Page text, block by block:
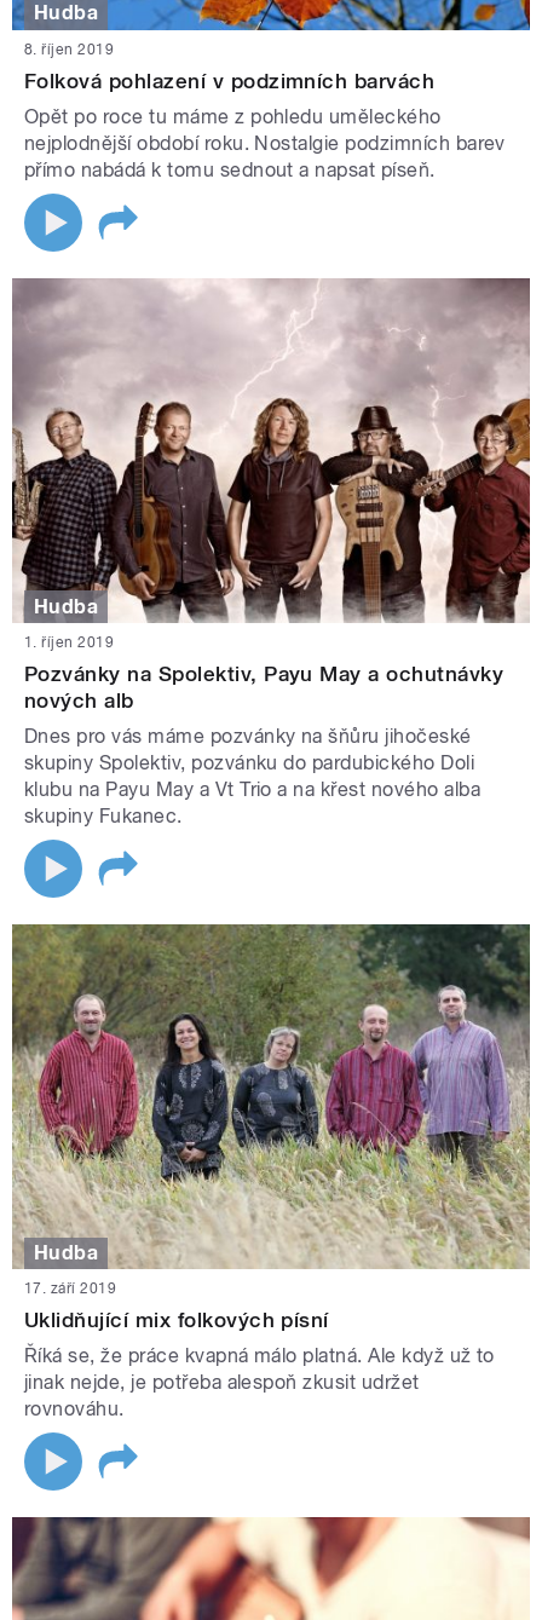
Hudba
8. říjen 2019
Folková pohlazení v podzimních barvách
Opět po roce tu máme z pohledu uměleckého
nejplodnější období roku. Nostalgie podzimních barev
přímo nabádá k tomu sednout a napsat píseň.
Hudba
1. říjen 2019
Pozvánky na Spolektiv, Payu May a ochutnávky
nových alb
Dnes pro vás máme pozvánky na šňůru jihočeské
skupiny Spolektiv, pozvánku do pardubického Doli
klubu na Payu May a Vt Trio a na křest nového alba
skupiny Fukanec.
Hudba
17. září 2019
Uklidňující mix folkových písní
Říká se, že práce kvapná málo platná. Ale když už to
jinak nejde, je potřeba alespoň zkusit udržet
rovnováhu.